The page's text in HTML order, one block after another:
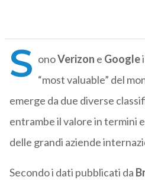
S onoVerizon e Googlei
“most valuable” del
emerge da due diverse
entrambe il valore in termini
delle grandi aziende
Secondo i dati pubblicati da